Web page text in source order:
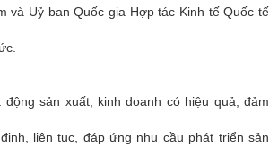
và Uỷ ban Quốc gia Hợp tác Kinh tế Quốc tế
động sản xuất, kinh doanh có hiệu quả, đảm
liên tục, đáp ứng nhu cầu phát triển sản